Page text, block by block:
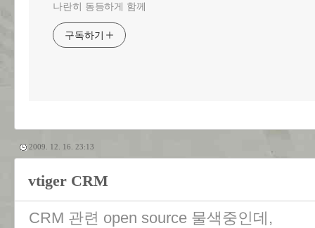
나란히 동등하게 함께
구독하기
2009. 12. 16. 23:13
vtiger CRM
CRM 관련 open source 물색중인데,